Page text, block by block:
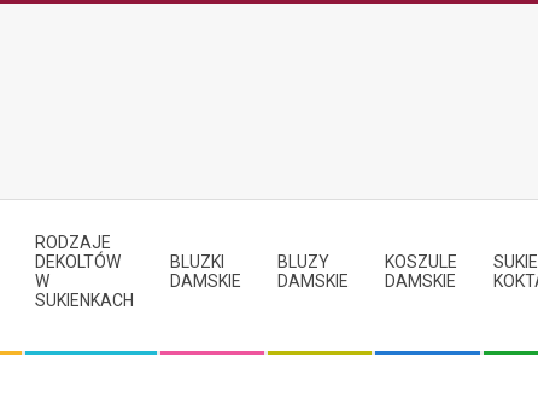
RODZAJE
DEKOLTÓW
W
SUKIENKACH
BLUZKI
DAMSKIE
BLUZY
DAMSKIE
KOSZULE
DAMSKIE